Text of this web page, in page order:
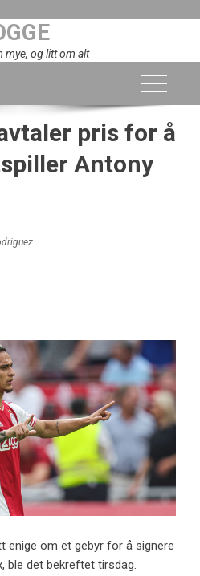
mye, og litt om alt
pris for å
Antony
enige om et gebyr for å signere
ble det bekreftet tirsdag.